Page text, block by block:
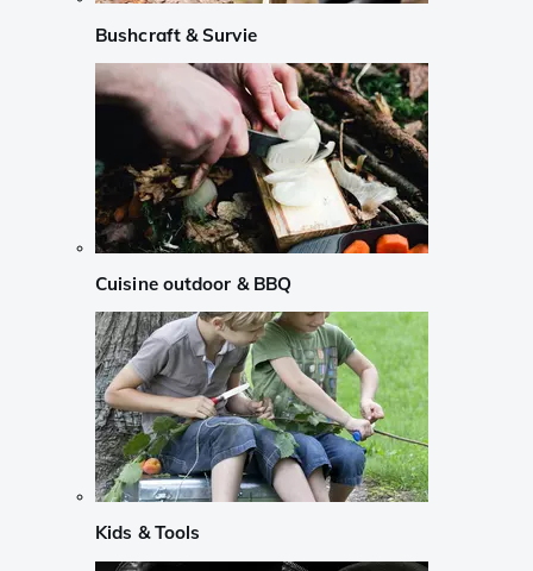
Bushcraft & Survie
Cuisine outdoor & BBQ
Kids & Tools